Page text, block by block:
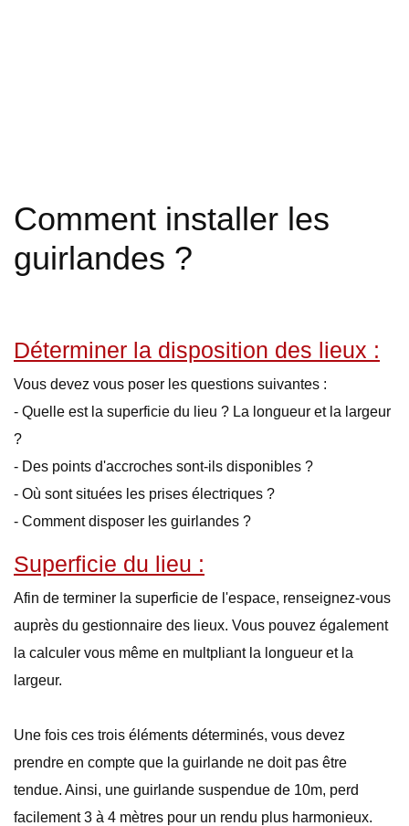
Comment installer les
guirlandes ?
Déterminer la disposition des lieux :
Vous devez vous poser les questions suivantes :
- Quelle est la superficie du lieu ? La longueur et la largeur
?
- Des points d'accroches sont-ils disponibles ?
- Où sont situées les prises électriques ?
- Comment disposer les guirlandes ?
Superficie du lieu :
Afin de terminer la superficie de l'espace, renseignez-vous
auprès du gestionnaire des lieux. Vous pouvez également
la calculer vous même en multpliant la longueur et la
largeur.
Une fois ces trois éléments déterminés, vous devez
prendre en compte que la guirlande ne doit pas être
tendue. Ainsi, une guirlande suspendue de 10m, perd
facilement 3 à 4 mètres pour un rendu plus harmonieux.